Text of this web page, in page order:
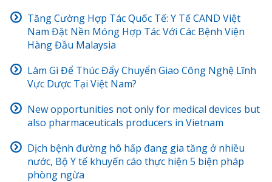
Tăng Cường Hợp Tác Quốc Tế: Y Tế CAND Việt
Nam Đặt Nền Móng Hợp Tác Với Các Bệnh Viện
Hàng Đầu Malaysia
Làm Gì Để Thúc Đẩy Chuyển Giao Công Nghệ Lĩnh
Vực Dược Tại Việt Nam?
New opportunities not only for medical devices but
also pharmaceuticals producers in Vietnam
Dịch bệnh đường hô hấp đang gia tăng ở nhiều
nước, Bộ Y tế khuyến cáo thực hiện 5 biện pháp
phòng ngừa